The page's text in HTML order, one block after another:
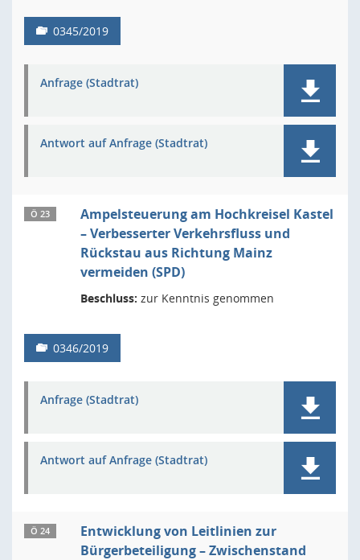
0345/2019
Anfrage (Stadtrat)
Antwort auf Anfrage (Stadtrat)
Ö 23
Ampelsteuerung am Hochkreisel Kastel
– Verbesserter Verkehrsfluss und
Rückstau aus Richtung Mainz
vermeiden (SPD)
Beschluss: zur Kenntnis genommen
0346/2019
Anfrage (Stadtrat)
Antwort auf Anfrage (Stadtrat)
Ö 24
Entwicklung von Leitlinien zur
Bürgerbeteiligung – Zwischenstand